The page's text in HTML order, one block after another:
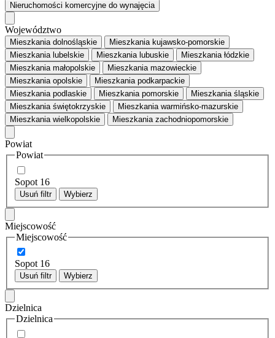
Nieruchomości komercyjne do wynajęcia
Województwo
Mieszkania dolnośląskie
Mieszkania kujawsko-pomorskie
Mieszkania lubelskie
Mieszkania lubuskie
Mieszkania łódzkie
Mieszkania małopolskie
Mieszkania mazowieckie
Mieszkania opolskie
Mieszkania podkarpackie
Mieszkania podlaskie
Mieszkania pomorskie
Mieszkania śląskie
Mieszkania świętokrzyskie
Mieszkania warmińsko-mazurskie
Mieszkania wielkopolskie
Mieszkania zachodniopomorskie
Powiat
Powiat
Sopot 16
Usuń filtr Wybierz
Miejscowość
Miejscowość
Sopot 16
Usuń filtr Wybierz
Dzielnica
Dzielnica